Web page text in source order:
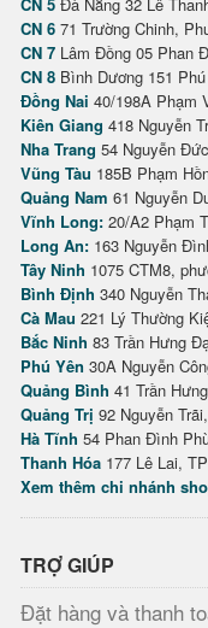
CN 6 71 Trường Chinh,
CN 7 Lâm Đồng 05 Phan
CN 8 Bình Dương 151
Đồng Nai 40/198A Phạm
Kiên Giang 418 Nguyễn
Nha Trang 54 Nguyễn
Vũng Tàu 185B Phạm
Quảng Nam 61 Nguyễn
Vĩnh Long: 20/A2 Phạm
Long An: 163 Nguyễn
Tây Ninh 1075 CTM8,
Bình Định 340 Nguyễn
Cà Mau 221 Lý Thường
Bắc Ninh 83 Trần Hưng
Phú Yên 30A Nguyễn
Quảng Bình 41 Trần
Quảng Trị 92 Nguyễn
Hà Tĩnh 54 Phan Đình
Thanh Hóa 177 Lê Lai,
Xem thêm chi nhánh
TRỢ GIÚP
Đặt hàng và thanh